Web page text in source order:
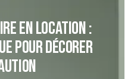
en location :
pour décorer